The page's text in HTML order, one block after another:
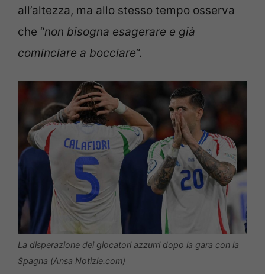
all’altezza, ma allo stesso tempo osserva
che “non bisogna esagerare e già
cominciare a bocciare“.
La disperazione dei giocatori azzurri dopo la gara con la
Spagna (Ansa Notizie.com)